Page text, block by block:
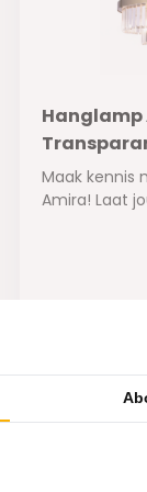
Hanglamp
Maak kennis
Amira! Laat
249,-